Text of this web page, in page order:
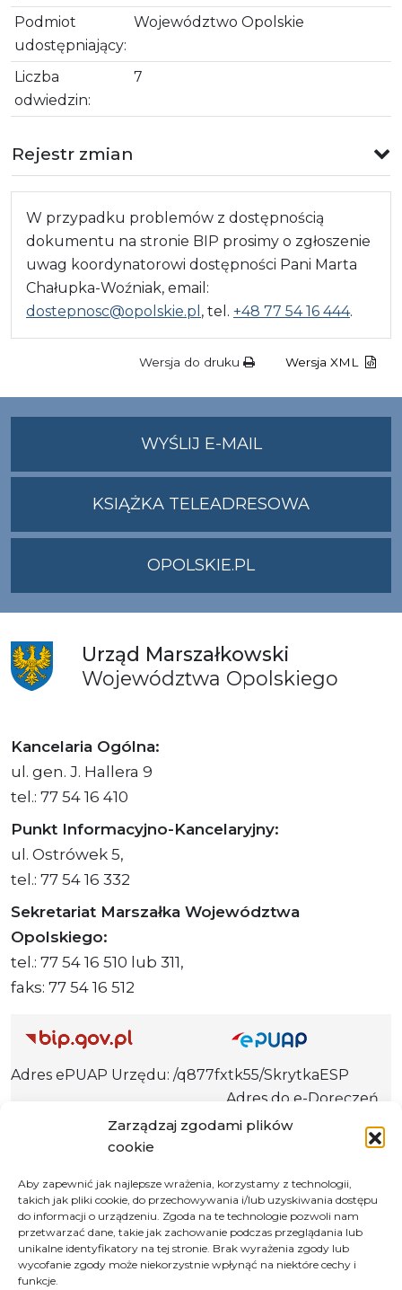
Zarządzaj zgodami plików
cookie
Aby zapewnić jak najlepsze wrażenia, korzystamy z technologii,
takich jak pliki cookie, do przechowywania i/lub uzyskiwania dostępu
do informacji o urządzeniu. Zgoda na te technologie pozwoli nam
przetwarzać dane, takie jak zachowanie podczas przeglądania lub
unikalne identyfikatory na tej stronie. Brak wyrażenia zgody lub
wycofanie zgody może niekorzystnie wpłynąć na niektóre cechy i
funkcje.
Podmiot
udostępniający:
Województwo Opolskie
Liczba
odwiedzin:
7
Rejestr zmian
W przypadku problemów z dostępnością
dokumentu na stronie BIP prosimy o zgłoszenie
uwag koordynatorowi dostępności Pani Marta
Chałupka-Woźniak, email:
dostepnosc@opolskie.pl , tel. +48 77 54 16 444.
Wersja do druku Wersja XML
WYŚLIJ E-MAILNA
ADRES
KSIĄŻKA TELEADRESOWA
OPOLSKIE.PL
Urząd Marszałkowski
Województwa Opolskiego
Kancelaria Ogólna:
ul. gen. J. Hallera 9
tel.: 77 54 16 410
Punkt Informacyjno-Kancelaryjny:
ul. Ostrówek 5,
tel.: 77 54 16 332
Sekretariat Marszałka Województwa
Opolskiego:
tel.: 77 54 16 510 lub 311,
faks: 77 54 16 512
Adres ePUAP Urzędu: /q877fxtk55/SkrytkaESP
Adres do e-Doręczeń
Urzędu: AE:PL-66703-73759-IGTUV-14
Polityka prywatności
Klauzula informacyjna RODO
Deklaracja dostępności
Instrukcja obsługi BIP